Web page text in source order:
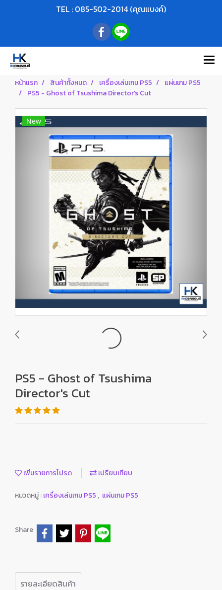
TEL : 085-502-2014 (คุณแบงค์)
หน้าแรก สินค้าทั้งหมด เครื่องเล่นเกม PS5
แผ่นเกม PS5
PS5 - Ghost of Tsushima Director's Cut
New
PS5 - Ghost of Tsushima
Director's Cut
เพิ่มรายการโปรด เปรียบเทียบ
หมวดหมู่ :เครื่องเล่นเกม PS5 , แผ่นเกม PS5
Share
รายละเอียดสินค้า